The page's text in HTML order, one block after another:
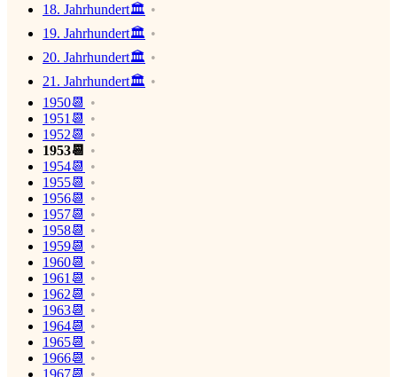
18. Jahrhundert🏛
19. Jahrhundert🏛
20. Jahrhundert🏛
21. Jahrhundert🏛
1950📆
1951📆
1952📆
1953📆
1954📆
1955📆
1956📆
1957📆
1958📆
1959📆
1960📆
1961📆
1962📆
1963📆
1964📆
1965📆
1966📆